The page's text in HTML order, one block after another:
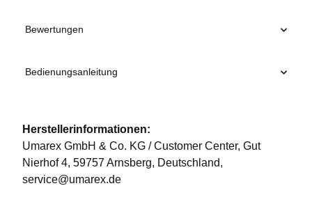
Bewertungen
Bedienungsanleitung
Herstellerinformationen:
Umarex GmbH & Co. KG / Customer Center, Gut
Nierhof 4, 59757 Arnsberg, Deutschland,
service@umarex.de